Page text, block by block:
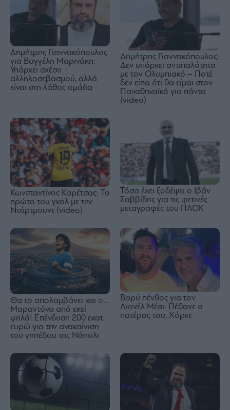
Δημήτρης Γιαννακόπουλος
για Βαγγέλη Μαρινάκη:
Υπάρχει σχέση
αλληλοσεβασμού, αλλά
είναι στη λάθος ομάδα
Δημήτρης Γιαννακόπουλος:
Δεν υπάρχει αντιπαλότητα
με τον Ολυμπιακό – Ποτέ
δεν είπα ότι θα είμαι στον
Παναθηναϊκό για πάντα
(video)
Κωνσταντίνος Καρέτσας: Το
πρώτο του γκολ με την
Ντόρτμουντ (video)
Τόσα έχει ξοδέψει ο Ιβάν
Σαββίδης για τις φετινές
μεταγραφές του ΠΑΟΚ
Θα το απολαμβάνει και ο…
Μαραντόνα από εκεί
ψηλά! Επένδυση 200 εκατ.
ευρώ για την ανακαίνιση
του γηπέδου της Νάπολι
Βαρύ πένθος για τον
Λιονέλ Μέσι: Πέθανε ο
πατέρας του, Χόρχε